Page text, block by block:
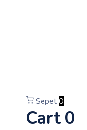
Sepet0
Cart 0